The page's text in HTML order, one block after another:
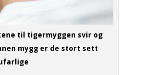
til tigermyggen svir og
mygg er de stort sett